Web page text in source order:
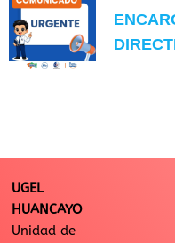
UGEL
HUANCAYO
Unidad de